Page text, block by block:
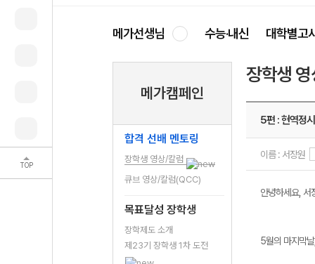
TOP
메가선생님 수능·내신 대학별고
메가캠페인
합격 선배 멘토링
장학생 영상/칼럼
큐브 영상/칼럼(QCC)
목표달성 장학생
장학제도 소개
제23기 장학생 1차 도전
장학생
5편 : 현역정
이름 : 서장원
안녕하세요, 서
5월의 마지막